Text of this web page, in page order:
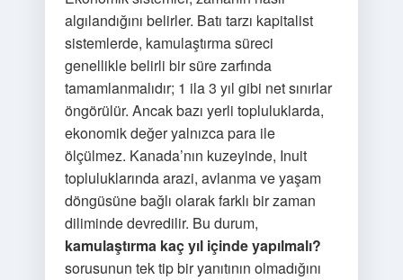
algılandığını belirler. Batı tarzı kapitalist
sistemlerde, kamulaştırma süreci
genellikle belirli bir süre zarfında
tamamlanmalıdır; 1 ila 3 yıl gibi net sınırlar
öngörülür. Ancak bazı yerli topluluklarda,
ekonomik değer yalnızca para ile
ölçülmez. Kanada’nın kuzeyinde, Inuit
topluluklarında arazi, avlanma ve yaşam
döngüsüne bağlı olarak farklı bir zaman
diliminde devredilir. Bu durum,
kamulaştırma kaç yıl içinde yapılmalı?
sorusunun tek tip bir yanıtının olmadığını